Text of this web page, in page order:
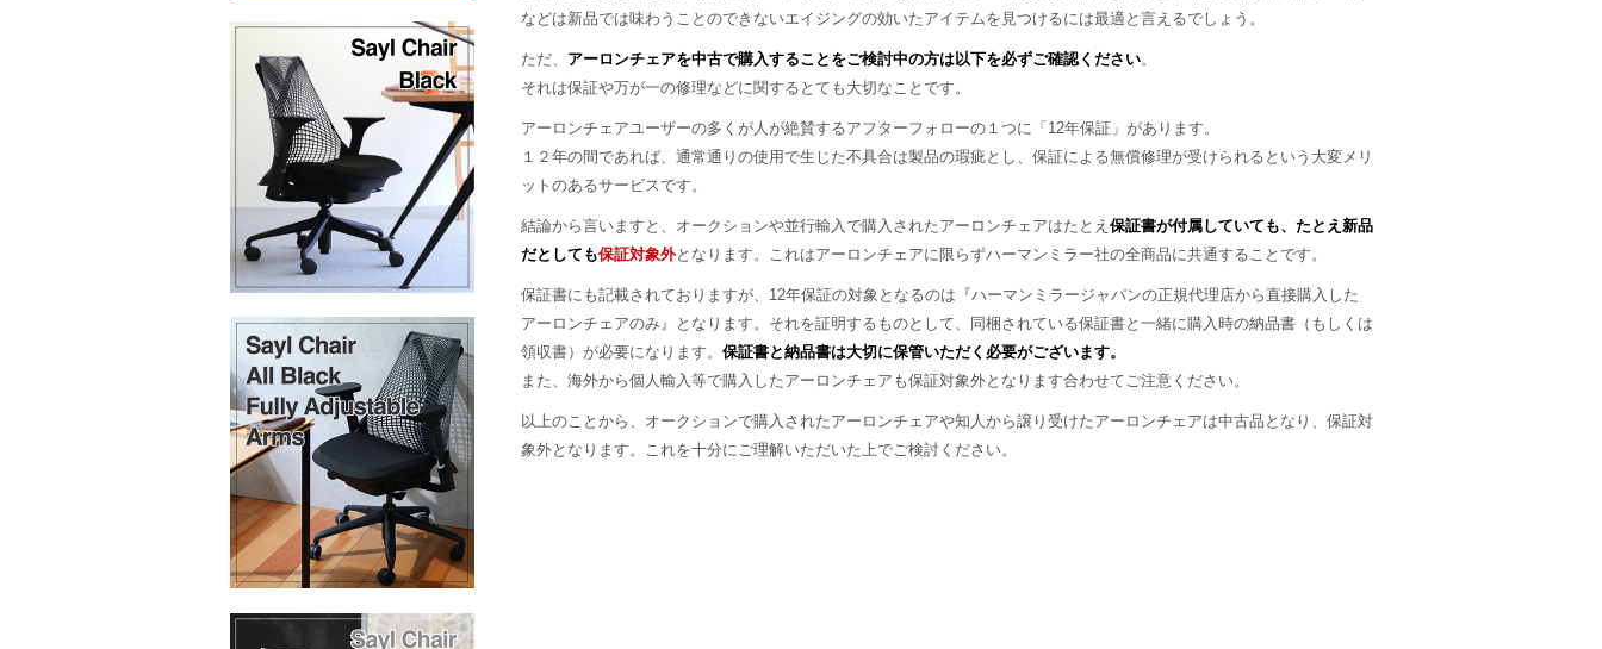
などは新品では味わうことのできないエイジングの効いたアイテムを見つけるには最適と言えるでしょう。
ただ、 アーロンチェアを中古で購入することをご検討中の方は以下を必ずご確認ください。
それは保証や万が一の修理などに関するとても大切なことです。
アーロンチェアユーザーの多くが人が絶賛するアフターフォローの１つに「12年保証」があります。
１２年の間であれば、通常通りの使用で生じた不具合は製品の瑕疵とし、保証による無償修理が受けられるという大変メリ
ットのあるサービスです。
結論から言いますと、オークションや並行輸入で購入されたアーロンチェアはたとえ 保証書が付属していても、たとえ新品
だとしても保証対象外となります。これはアーロンチェアに限らずハーマンミラー社の全商品に共通することです。
保証書にも記載されておりますが、12年保証の対象となるのは『ハーマンミラージャパンの正規代理店から直接購入した
アーロンチェアのみ』となります。それを証明するものとして、同梱されている保証書と一緒に購入時の納品書（もしくは
領収書）が必要になります。 保証書と納品書は大切に保管いただく必要がございます。
また、海外から個人輸入等で購入したアーロンチェアも保証対象外となります合わせてご注意ください。
以上のことから、オークションで購入されたアーロンチェアや知人から譲り受けたアーロンチェアは中古品となり、保証対
象外となります。これを十分にご理解いただいた上でご検討ください。